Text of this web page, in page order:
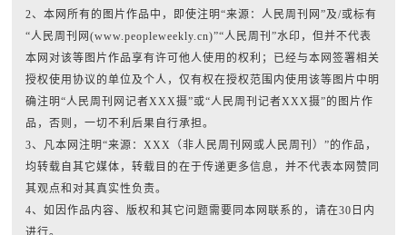
2、本网所有的图片作品中，即使注明“来源：人民周刊网”及/或标有
“人民周刊网(www.peopleweekly.cn)”“人民周刊”水印，但并不代表
本网对该等图片作品享有许可他人使用的权利；已经与本网签署相关
授权使用协议的单位及个人，仅有权在授权范围内使用该等图片中明
确注明“人民周刊网记者XXX摄”或“人民周刊记者XXX摄”的图片作
品，否则，一切不利后果自行承担。
3、凡本网注明“来源：XXX（非人民周刊网或人民周刊）”的作品，
均转载自其它媒体，转载目的在于传递更多信息，并不代表本网赞同
其观点和对其真实性负责。
4、如因作品内容、版权和其它问题需要同本网联系的，请在30日内
进行。